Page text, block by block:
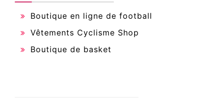
Boutique en ligne de football
Vêtements Cyclisme Shop
Boutique de basket